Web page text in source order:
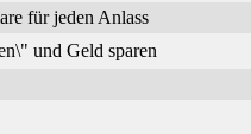
für jeden Anlass
und Geld sparen